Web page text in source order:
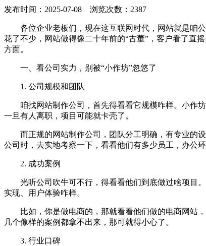
发布时间：2025-07-08 浏览次数：2387
各位企业老板们，现在这互联网时代，网站就是咱
花了不少，网站做得像二十年前的“古董”，客户看了直
方面。
一、看公司实力，别被“小作坊”忽悠了
1. 公司规模和团队
咱找网站制作公司，首先得看看它规模咋样。小作
一旦有人离职，项目可能就卡壳了。
而正规的网站制作公司，团队分工明确，有专业的
公司时，去实地考察一下，看看他们有多少员工，办公环
2. 成功案例
光听公司吹牛可不行，得看看他们到底做过啥项目
实现、用户体验咋样。
比如，你是做电商的，那就看看他们做的电商网站
几个像样的案例都拿不出来，那可就得小心了。
3. 行业口碑